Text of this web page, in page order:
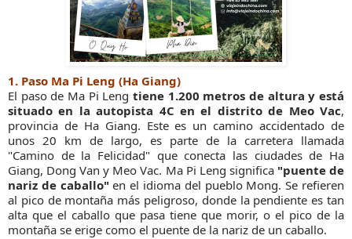
1. Paso Ma Pi Leng (Ha Giang)
El paso de Ma Pi Leng tiene 1.200 metros de altura y está
situado en la autopista 4C en el distrito de Meo Vac,
provincia de Ha Giang. Este es un camino accidentado de
unos 20 km de largo, es parte de la carretera llamada
"Camino de la Felicidad" que conecta las ciudades de Ha
Giang, Dong Van y Meo Vac. Ma Pi Leng significa "puente de
nariz de caballo" en el idioma del pueblo Mong. Se refieren
al pico de montaña más peligroso, donde la pendiente es tan
alta que el caballo que pasa tiene que morir, o el pico de la
montaña se erige como el puente de la nariz de un caballo.